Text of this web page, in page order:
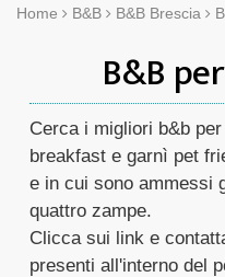
Home B&B B&B Brescia
B&B
Cerca i migliori b&b
breakfast e garnì pet
e in cui sono ammessi
quattro zampe.
Clicca sui link e
presenti all'interno del